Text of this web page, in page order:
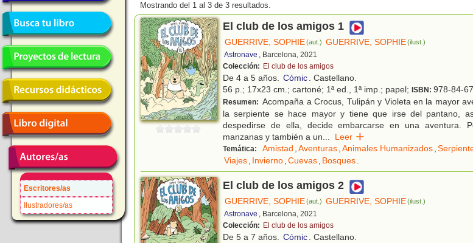
Escritores/as
Ilustradores/as
Mostrando del 1 al 3 de 3 resultados.
El club de los amigos 1
GUERRIVE, SOPHIE(aut.) GUERRIVE, SOPHIE(ilust.)
Astronave , Barcelona, 2021
Colección: El club de los amigos
De 4 a 5 años. Cómic. Castellano.
56 p.; 17x23 cm.; cartoné; 1ª ed., 1ª imp.; papel; ISBN: 978-84-
Resumen: Acompaña a Crocus, Tulipán y Violeta en la mayor
la serpiente se hace mayor y tiene que irse del pantano,
despedirse de ella, decide embarcarse en una aventura.
manzanas y también a un... Leer
Temática: Amistad ,Aventuras,Animales Humanizados,
Viajes, Invierno,Cuevas, Bosques.
El club de los amigos 2
GUERRIVE, SOPHIE(aut.) GUERRIVE, SOPHIE(ilust.)
Astronave , Barcelona, 2021
Colección: El club de los amigos
De 5 a 7 años. Cómic. Castellano.